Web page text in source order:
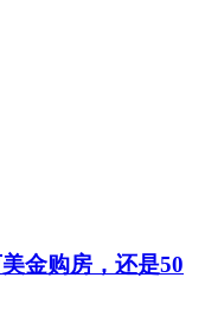
金购房，还是50